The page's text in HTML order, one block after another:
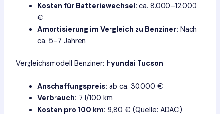
Kosten für Batteriewechsel: ca. 8.000–12.000
€
Amortisierung im Vergleich zu Benziner: Nach
ca. 5–7 Jahren
Vergleichsmodell Benziner: Hyundai Tucson
Anschaffungspreis: ab ca. 30.000 €
Verbrauch: 7 l/100 km
Kosten pro 100 km: 9,80 € (Quelle: ADAC)